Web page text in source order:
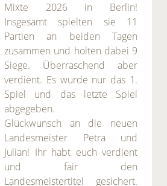
Mixte 2026 in Berlin!
Insgesamt spielten sie 11
Partien an beiden Tagen
zusammen und holten dabei 9
Siege. Überraschend aber
verdient. Es wurde nur das 1.
Spiel und das letzte Spiel
abgegeben.
Glückwunsch an die neuen
Landesmeister Petra und
Julian! Ihr habt euch verdient
und fair den
Landesmeistertitel gesichert.